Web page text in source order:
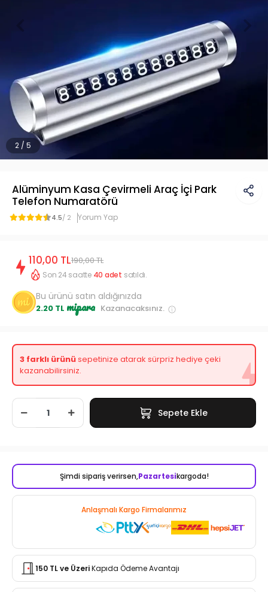
2 / 5
Alüminyum Kasa Çevirmeli Araç İçi Park
Telefon Numaratörü
4.5/ 2 Yorum Yap
110,00 TL190,00 TL
Son 24 saatte 40 adet satıldı.
Bu ürünü satın aldığınızda
2.20 TL mipara Kazanacaksınız.
3 farklı ürünüsepetinize atarak sürpriz hediye çeki
kazanabilirsiniz.
Sepete Ekle
Şimdi sipariş verirsen,Pazartesikargoda!
Anlaşmalı Kargo Firmalarımız
150 TL ve ÜzeriKapıda Ödeme Avantajı